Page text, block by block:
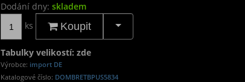
Dodání dny: skladem
ks
Koupit
Tabulky velikostí: zde
Výrobce: import DE
Katalogové číslo: DOMBRETBPUS5834